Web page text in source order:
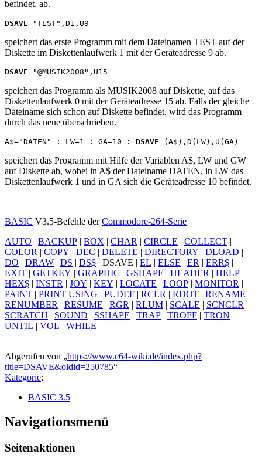
befindet, ab.
DSAVE
speichert das erste Programm mit dem Dateinamen TEST auf der
Diskette im Diskettenlaufwerk 1 mit der Geräteadresse 9 ab.
DSAVE
speichert das Programm als MUSIK2008 auf Diskette, auf das
Diskettenlaufwerk 0 mit der Geräteadresse 15 ab. Falls der gleiche
Dateiname sich schon auf Diskette befindet, wird das Programm
durch das neue überschrieben.
A$="DATEN" : LW=1 : GA=10 : DSAVE
speichert das Programm mit Hilfe der Variablen A$, LW und GW
auf Diskette ab, wobei in A$ der Dateiname DATEN, in LW das
Diskettenlaufwerk 1 und in GA sich die Geräteadresse 10 befindet.
BASIC V3.5-Befehle derCommodore-264-Serie
AUTO | BACKUP | BOX | CHAR | CIRCLE | COLLECT |
COLOR | COPY | DEC | DELETE | DIRECTORY | DLOAD |
DO | DRAW | DS | DS$ | DSAVE | EL | ELSE | ER | ERR$ |
EXIT | GETKEY | GRAPHIC | GSHAPE | HEADER | HELP |
HEX$ | INSTR | JOY | KEY | LOCATE | LOOP | MONITOR |
PAINT | PRINT USING | PUDEF | RCLR | RDOT | RENAME |
RENUMBER | RESUME | RGR | RLUM | SCALE | SCNCLR |
SCRATCH | SOUND | SSHAPE | TRAP | TROFF | TRON |
UNTIL | VOL | WHILE
Abgerufen von „https://www.c64-wiki.de/index.php?
title=DSAVE&oldid=250785“
Kategorie:
BASIC 3.5
Navigationsmenü
Seitenaktionen